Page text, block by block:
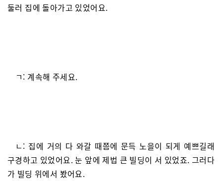
둘러 집에 돌아가고 있었어요.
ㄱ: 계속해 주세요.
ㄴ: 집에 거의 다 와갈 때쯤에 문득 노을이 되게 예쁘길래
구경하고 있었어요. 눈 앞에 제법 큰 빌딩이 서 있었죠. 그러다
가 빌딩 위에서 봤어요.